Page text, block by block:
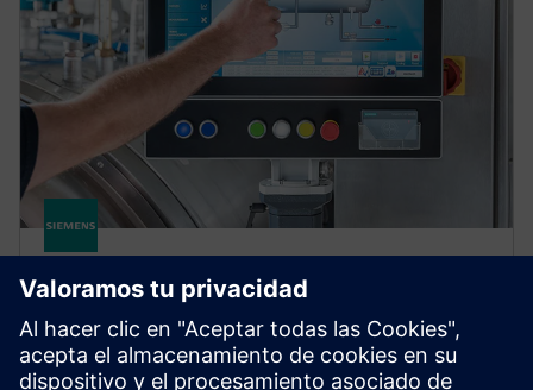
SIMATIC
SIMATIC RF1000
RFID-based access control for machines and